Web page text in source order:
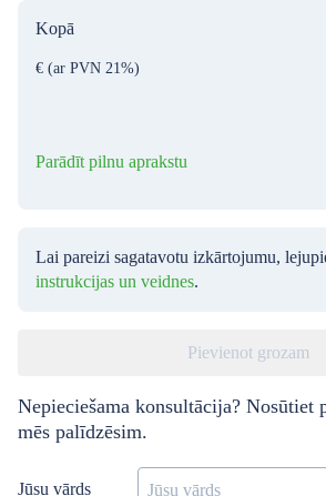
Kopā
€ (ar PVN 21%)
Parādīt pilnu aprakstu
Lai pareizi sagatavotu izkārtojumu,
instrukcijas un veidnes.
Pievienot grozam
Nepieciešama konsultācija? Nosūtiet
mēs palīdzēsim.
Jūsu vārds